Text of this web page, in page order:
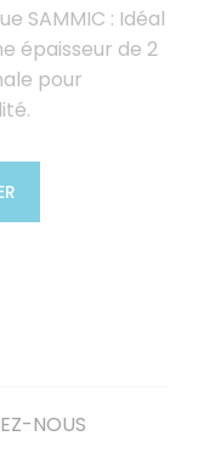
SAMMIC : Idéal
épaisseur de 2
pour
NOUS